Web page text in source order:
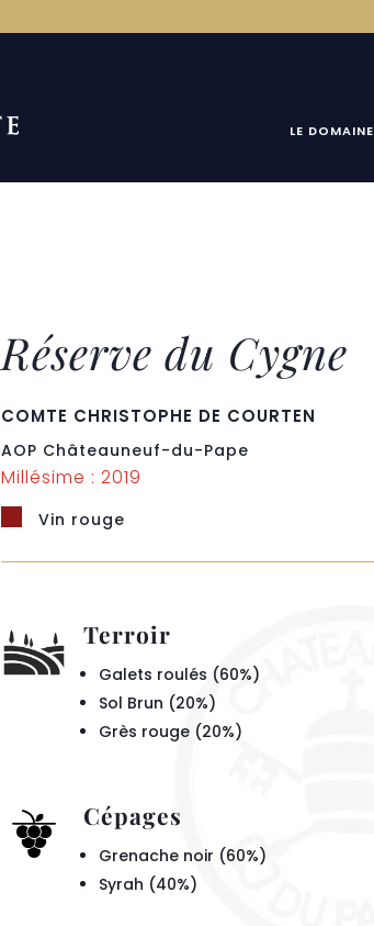
LE DOMAINE
Réserve du Cygne
COMTE CHRISTOPHE DE COURTEN
AOP Châteauneuf-du-Pape
Millésime : 2019
Vin rouge
Terroir
Galets roulés (60%)
Sol Brun (20%)
Grès rouge (20%)
Cépages
Grenache noir (60%)
Syrah (40%)